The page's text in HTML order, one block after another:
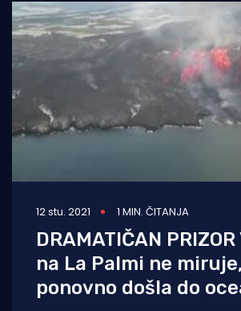
12 stu. 2021 1 MIN. ČITANJA
DRAMATIČAN
na La Palmi ne
ponovno došla do